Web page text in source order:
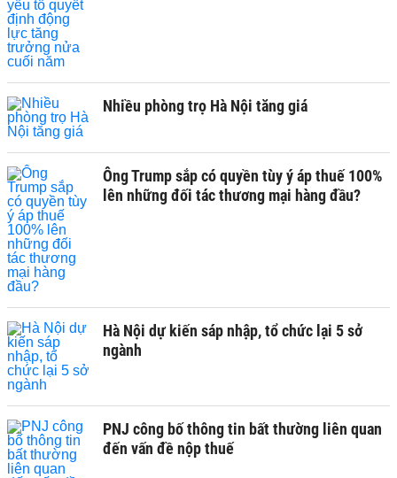
Nhiều phòng trọ Hà Nội tăng giá
Ông Trump sắp có quyền tùy ý áp thuế 100%
lên những đối tác thương mại hàng đầu?
Hà Nội dự kiến sáp nhập, tổ chức lại 5 sở
ngành
PNJ công bố thông tin bất thường liên quan
đến vấn đề nộp thuế